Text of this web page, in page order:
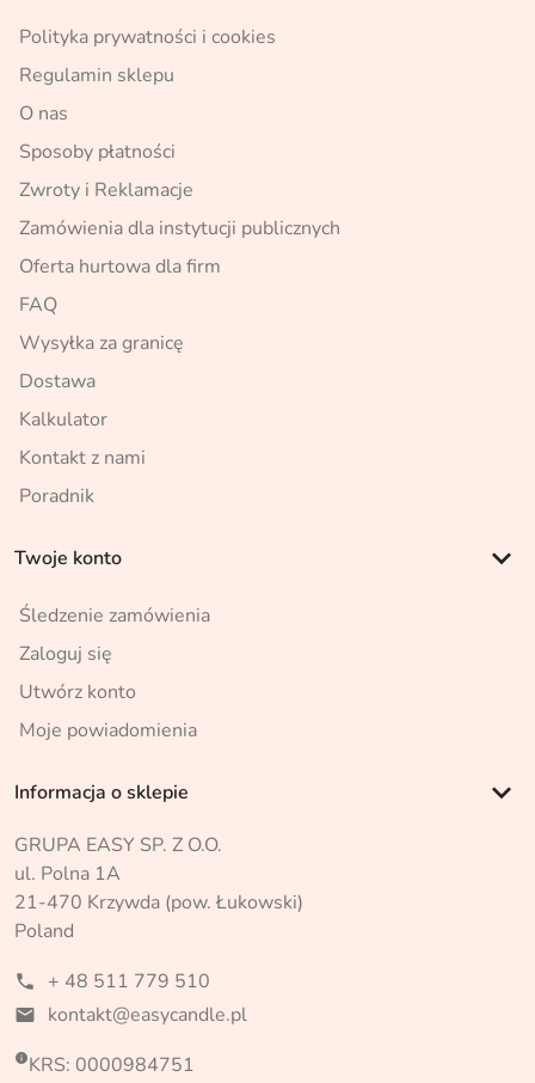
Polityka prywatności i cookies
Regulamin sklepu
O nas
Sposoby płatności
Zwroty i Reklamacje
Zamówienia dla instytucji publicznych
Oferta hurtowa dla firm
FAQ
Wysyłka za granicę
Dostawa
Kalkulator
Kontakt z nami
Poradnik
Twoje konto keyboard_arrow_down
Śledzenie zamówienia
Zaloguj się
Utwórz konto
Moje powiadomienia
Informacja o sklepie keyboard_arrow_down
GRUPA EASY SP. Z O.O.
ul. Polna 1A
21-470 Krzywda (pow. Łukowski)
Poland
phone + 48 511 779 510
mail kontakt@easycandle.pl
KRS: 0000984751